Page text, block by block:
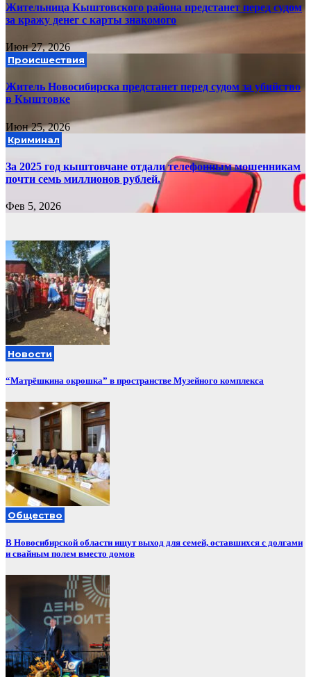
Жительница Кыштовского района предстанет перед судом
за кражу денег с карты знакомого
Июн 27, 2026
Происшествия
Житель Новосибирска предстанет перед судом за убийство
в Кыштовке
Июн 25, 2026
Криминал
За 2025 год кыштовчане отдали телефонным мошенникам
почти семь миллионов рублей.
Фев 5, 2026
Новости
“Матрёшкина окрошка” в пространстве Музейного комплекса
Общество
В Новосибирской области ищут выход для семей, оставшихся с долгами
и свайным полем вместо домов